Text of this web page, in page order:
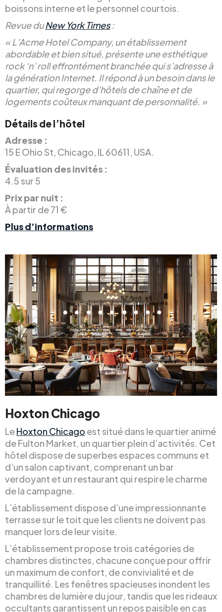
boissons interne et le personnel courtois.
Revue duNew York Times:
« L’Acme Hotel Company, un établissement
abordable et bien situé, présente une esthétique
rock ‘n’ roll effrontément branchée qui s’adresse à
la génération Internet. Il répond à un besoin dans le
quartier, qui regorge d’hôtels de chaîne et de
logements coûteux manquant de personnalité. »
Détails de l’hôtel
Adresse :
15 E Ohio St, Chicago, IL 60611, USA.
Évaluation des invités :
4.5 sur 5
Prix par nuit :
À partir de 71 €
Plus d’informations
Hoxton Chicago
LeHoxton Chicago est situé dans le quartier animé
de Fulton Market, un quartier plein d’activités. Cet
hôtel dispose de superbes espaces communs et
d’un salon captivant, comprenant un bar
verdoyant et un restaurant qui respire le charme
de la campagne.
L’établissement dispose d’une impressionnante
terrasse sur le toit que les clients ne doivent pas
manquer lors de leur visite.
L’établissement propose trois catégories de
chambres distinctes, chacune conçue pour offrir
un maximum de confort, de convivialité et de
tranquillité. Les fenêtres spacieuses inondent les
chambres de lumière du jour, tandis que les rideaux
occultants garantissent un repos paisible en cas